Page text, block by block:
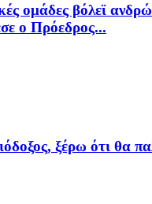
ομάδες βόλεϊ
ο Πρόεδρος...
ξέρω ότι θα